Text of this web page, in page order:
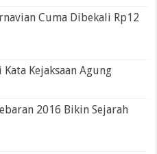
Cuma Dibekali Rp12
Kejaksaan Agung
2016 Bikin Sejarah